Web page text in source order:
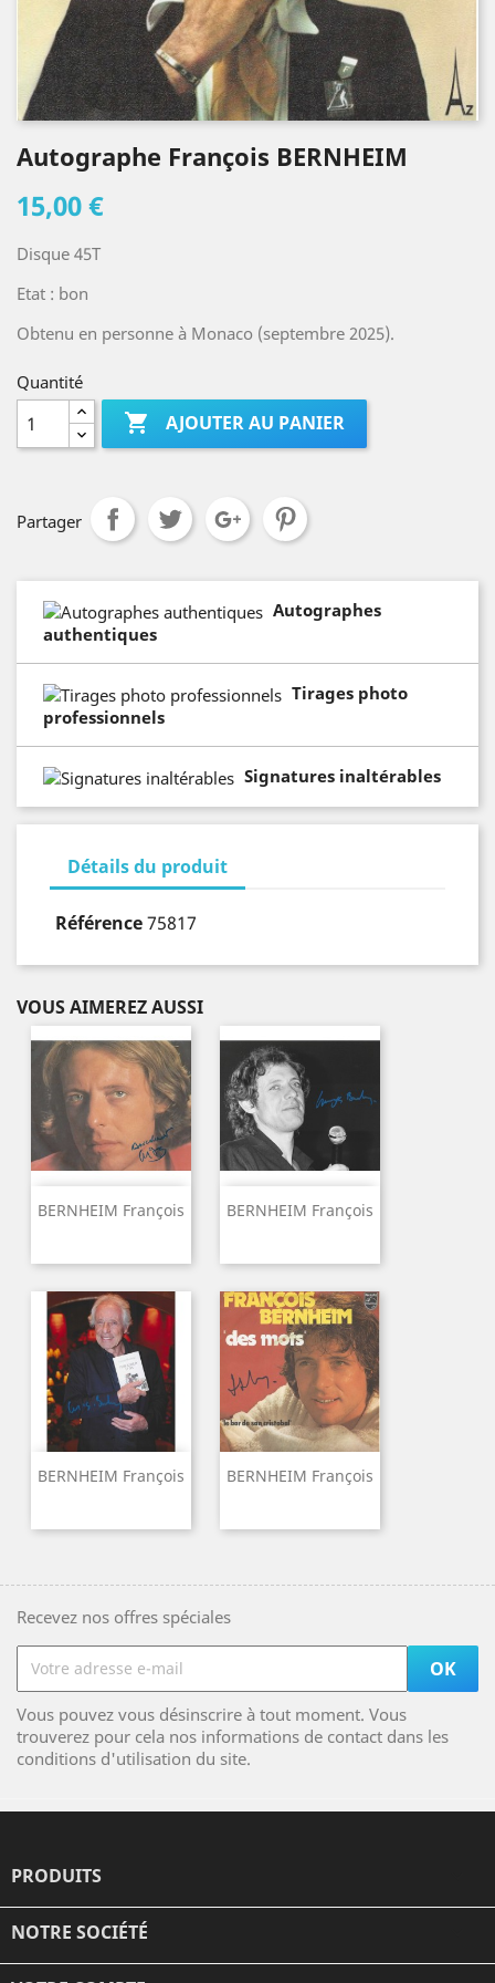
Autographe François BERNHEIM
15,00 €
Disque 45T
Etat : bon
Obtenu en personne à Monaco (septembre 2025).
Quantité
 AJOUTER AU PANIER
Partager
Autographes
authentiques
Tirages photo
professionnels
Signatures inaltérables
Détails du produit
Référence75817
VOUS AIMEREZ AUSSI
BERNHEIM François BERNHEIM François
BERNHEIM François BERNHEIM François
Recevez nos offres spéciales
Vous pouvez vous désinscrire à tout moment. Vous
trouverez pour cela nos informations de contact dans les
conditions d'utilisation du site.
PRODUITS
NOTRE SOCIÉTÉ